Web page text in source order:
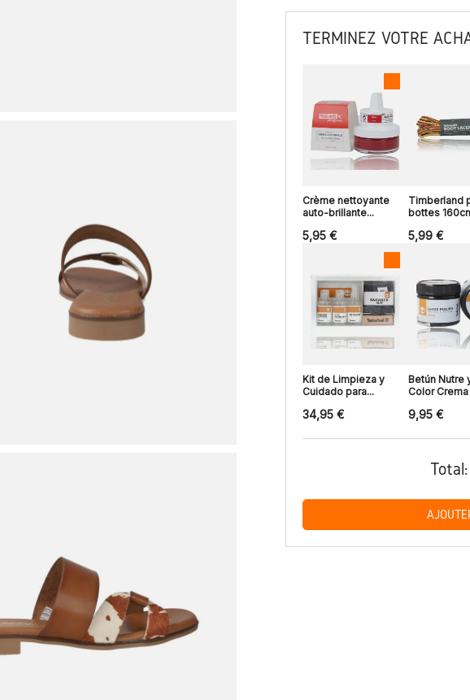
TERMINEZ VOTRE
Crème nettoyante
auto-brillante...
5,95 €
Timberland
bottes
5,99 €
Kit de Limpieza y
Cuidado para...
34,95 €
Betún Nutre
Color
9,95 €
Total: